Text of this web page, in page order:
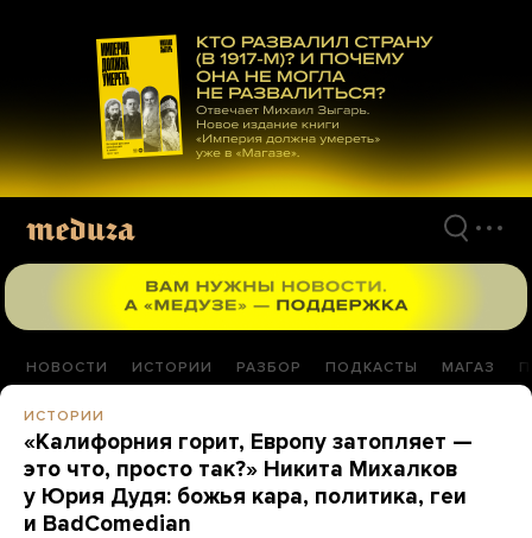
материалам
НОВОСТИ ИСТОРИИ РАЗБОР ПОДКАСТЫ МАГАЗ
ИСТОРИИ
«Калифорния горит, Европу затопляет —
это что, просто так?» Никита Михалков
у Юрия Дудя: божья кара, политика, геи
и BadComedian